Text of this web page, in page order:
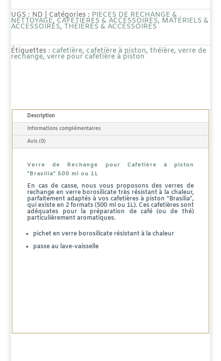
Verre
de
Rechange
piston
"Brasilia"
UGS : ND Catégories : PIECES DE RECHANGE &
NETTOYAGE, CAFETIÈRES & ACCESSOIRES, MATÉRIELS &
ACCESSOIRES, THÉIÈRES & ACCESSOIRES
Étiquettes : cafetière, cafetière à piston,théière,verre de
rechange,verre pour cafetière à piston
Description
Informations complémentaires
Avis (0)
Verre de Rechange pour Cafetière à piston
"Brasilia" 500 ml ou 1L
En cas de casse, nous vous proposons des verres de
rechange en verre borosilicate très résistant à la chaleur,
parfaitement adaptés à vos cafetières à piston "Brasilia",
qui existe en 2 formats (500 ml ou 1L). Ces cafetières sont
adéquates pour la préparation de café (ou de thé)
particulièrement aromatiques.
pichet en verre borosilicate résistant à la chaleur
passe au lave-vaisselle